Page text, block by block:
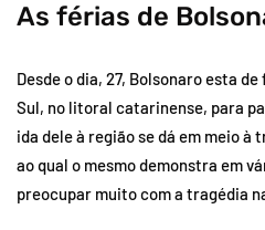
As férias de
Desde o dia, 27, Bolsonaro esta
Sul, no litoral catarinense, para
ida dele à região se dá em meio à
ao qual o mesmo demonstra em
preocupar muito com a tragédia